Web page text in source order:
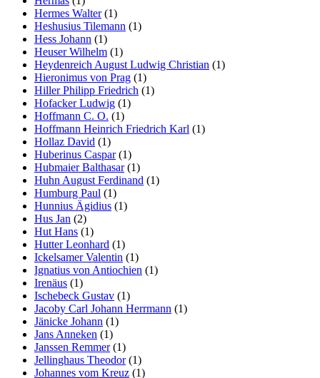
Hermes Walter(1)
Heshusius Tilemann (1)
Hess Johann (1)
Heuser Wilhelm (1)
Heydenreich August Ludwig Christian (1)
Hieronimus von Prag (1)
Hiller Philipp Friedrich (1)
Hofacker Ludwig (1)
Hoffmann C. O. (1)
Hoffmann Heinrich Friedrich Karl (1)
Hollaz David (1)
Huberinus Caspar(1)
Hubmaier Balthasar(1)
Huhn August Ferdinand (1)
Humburg Paul (1)
Hunnius Ägidius (1)
Hus Jan (2)
Hut Hans (1)
Hutter Leonhard (1)
Ickelsamer Valentin (1)
Ignatius von Antiochien (1)
Irenäus (1)
Ischebeck Gustav (1)
Jacoby Carl Johann Herrmann (1)
Jänicke Johann (1)
Jans Anneken (1)
Janssen Remmer(1)
Jellinghaus Theodor(1)
Johannes vom Kreuz (1)